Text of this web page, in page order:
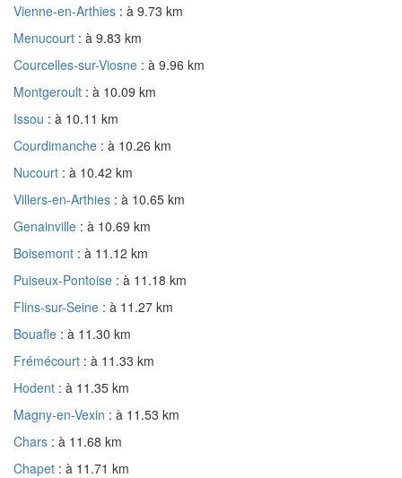
Vienne-en-Arthies : à 9.73 km
Menucourt : à 9.83 km
Courcelles-sur-Viosne : à 9.96 km
Montgeroult : à 10.09 km
Issou : à 10.11 km
Courdimanche : à 10.26 km
Nucourt : à 10.42 km
Villers-en-Arthies : à 10.65 km
Genainville : à 10.69 km
Boisemont : à 11.12 km
Puiseux-Pontoise : à 11.18 km
Flins-sur-Seine : à 11.27 km
Bouafle : à 11.30 km
Frémécourt : à 11.33 km
Hodent : à 11.35 km
Magny-en-Vexin : à 11.53 km
Chars : à 11.68 km
Chapet : à 11.71 km